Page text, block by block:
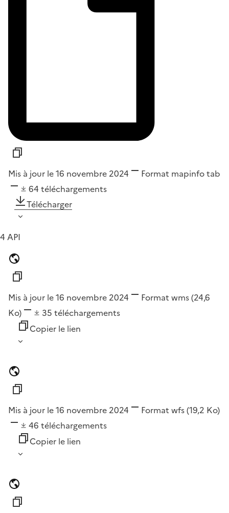
Mis à jour le 16 novembre 2024 Format mapinfo tab
64 téléchargements
Télécharger
4 API
Mis à jour le 16 novembre 2024 Format wms(24,6
Ko)
35 téléchargements
Copier le lien
Mis à jour le 16 novembre 2024 Format wfs(19,2 Ko)
46 téléchargements
Copier le lien